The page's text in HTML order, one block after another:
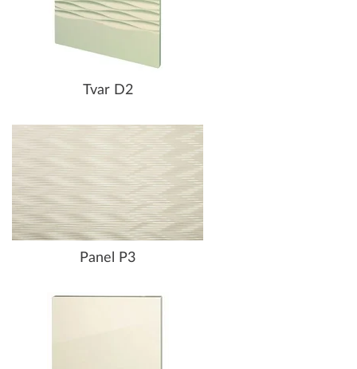
Tvar D2
Panel P3